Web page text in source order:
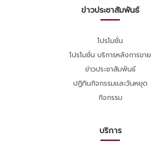
ข่าวประชาสัมพันธ์
โปรโมชั่น
โปรโมชั่น บริการหลังการขาย
ข่าวประชาสัมพันธ์
ปฏิทินกิจกรรมและวันหยุด
กิจกรรม
บริการ